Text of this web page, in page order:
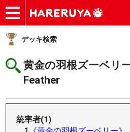
ショップ
買取
記事
デッキ検索
デッキ構築
選手一覧
店舗一覧
イベント
ヘルプ
お問い合わせ ログイン／
デッキ検索
黄金の羽根ズーベリ
Feather
統率者(1)